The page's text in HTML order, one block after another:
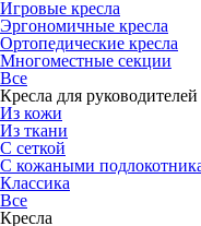
Игровые кресла
Эргономичные кресла
Ортопедические кресла
Многоместные секции
Все
Кресла для руководителей
Из кожи
Из ткани
С сеткой
С кожаными
Классика
Все
Кресла